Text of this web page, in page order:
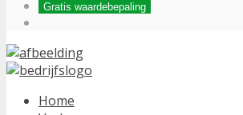
Gratis waardebepaling
Home